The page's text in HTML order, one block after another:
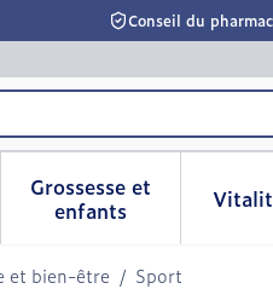
Conseil du
Beauté, soins et
sous-menu pour la
Grossesse et
enfantsAfficher le sous-
et bien-être / Sport